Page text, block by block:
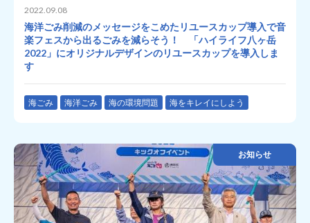
2022.09.08
海洋ごみ削減のメッセージをこめたリユースカップ導入で音
楽フェスから出るごみを減らそう！ 「ハイライフ八ヶ岳
2022」にオリジナルデザインのリユースカップを導入しま
す
海ごみ 海洋ごみ 海の環境問題 海をキレイにしよう
お知らせ